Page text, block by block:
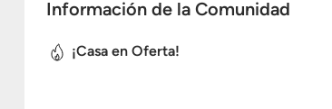
Información de la Comunidad
¡Casa en Oferta!